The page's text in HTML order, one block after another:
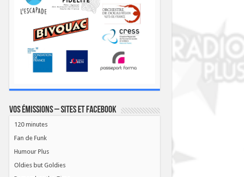
Vos émissions – Sites et Facebook
120 minutes
Fan de Funk
Humour Plus
Oldies but Goldies